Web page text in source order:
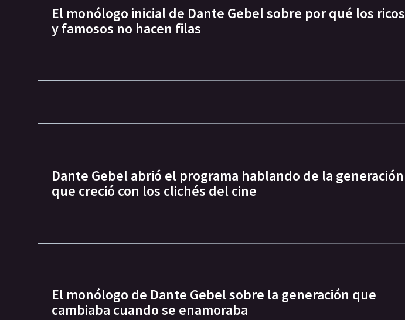
El monólogo inicial de Dante Gebel sobre por qué los ricos
y famosos no hacen filas
Dante Gebel abrió el programa hablando de la generación
que creció con los clichés del cine
El monólogo de Dante Gebel sobre la generación que
cambiaba cuando se enamoraba